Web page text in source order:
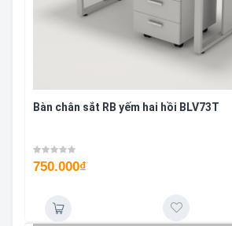
Bàn chân sắt RB yếm hai hồi BLV73T
750.000₫